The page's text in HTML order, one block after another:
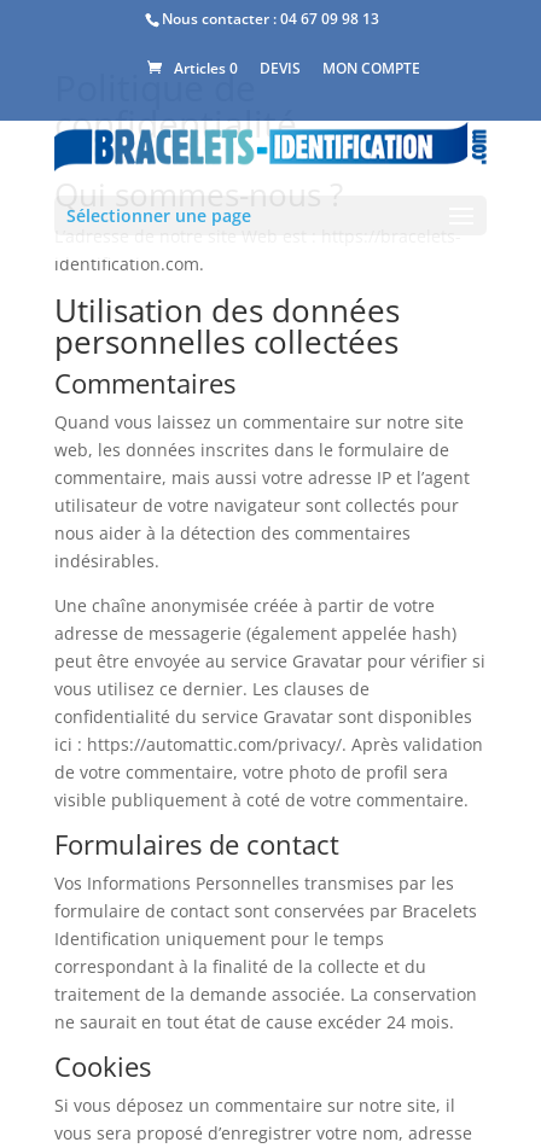
Nous contacter :04 67 09 98 13
Articles 0 DEVIS MON COMPTE
Sélectionner une page
Politique de
confidentialité
Qui sommes-nous ?
L’adresse de notre site Web est : https://bracelets-
identification.com.
Utilisation des données
personnelles collectées
Commentaires
Quand vous laissez un commentaire sur notre site
web, les données inscrites dans le formulaire de
commentaire, mais aussi votre adresse IP et l’agent
utilisateur de votre navigateur sont collectés pour
nous aider à la détection des commentaires
indésirables.
Une chaîne anonymisée créée à partir de votre
adresse de messagerie (également appelée hash)
peut être envoyée au service Gravatar pour vérifier si
vous utilisez ce dernier. Les clauses de
confidentialité du service Gravatar sont disponibles
ici : https://automattic.com/privacy/. Après validation
de votre commentaire, votre photo de profil sera
visible publiquement à coté de votre commentaire.
Formulaires de contact
Vos Informations Personnelles transmises par les
formulaire de contact sont conservées par Bracelets
Identification uniquement pour le temps
correspondant à la finalité de la collecte et du
traitement de la demande associée. La conservation
ne saurait en tout état de cause excéder 24 mois.
Cookies
Si vous déposez un commentaire sur notre site, il
vous sera proposé d’enregistrer votre nom, adresse